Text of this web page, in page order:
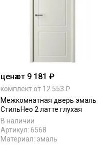
ценаот 9 181 ₽
комплект от 12 553 ₽
Межкомнатная дверь эмаль
СтильНео 2 латте глухая
В наличии
Артикул: 6568
Материал: эмаль